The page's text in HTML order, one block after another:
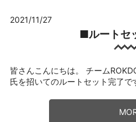
2021/11/27
■ルートセ
皆さんこんにちは。 チーム
氏を招いてのルートセット完了